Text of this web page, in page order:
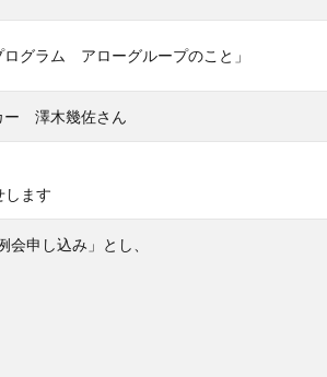
グラム アローグループのこと」
ー 澤木幾佐さん
します
申し込み」とし、